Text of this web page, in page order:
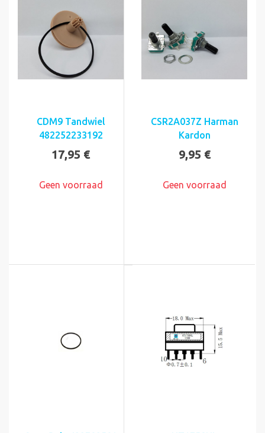
CDM9 Tandwiel
482252233192
17,95 €
Geen voorraad
CSR2A037Z Harman
Kardon
9,95 €
Geen voorraad